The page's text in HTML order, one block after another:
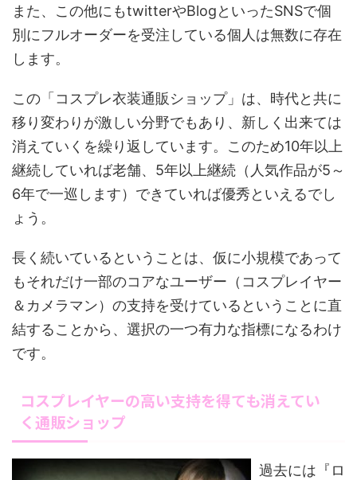
また、この他にもtwitterやBlogといったSNSで個
別にフルオーダーを受注している個人は無数に存在
します。
この「コスプレ衣装通販ショップ」は、時代と共に
移り変わりが激しい分野でもあり、新しく出来ては
消えていくを繰り返しています。このため10年以上
継続していれば老舗、5年以上継続（人気作品が5～
6年で一巡します）できていれば優秀といえるでし
ょう。
長く続いているということは、仮に小規模であって
もそれだけ一部のコアなユーザー（コスプレイヤー
＆カメラマン）の支持を受けているということに直
結することから、選択の一つ有力な指標になるわけ
です。
コスプレイヤーの高い支持を得ても消えてい
く通販ショップ
過去には『ロ